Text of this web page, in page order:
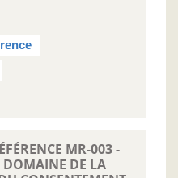
MR-003 -
DOMAINE DE LA